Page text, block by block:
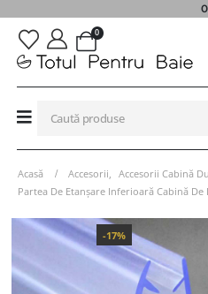
0
Acasă Accesorii
Accesorii Cabină
Partea De Etanșare Inferioară Cabină De
-17%